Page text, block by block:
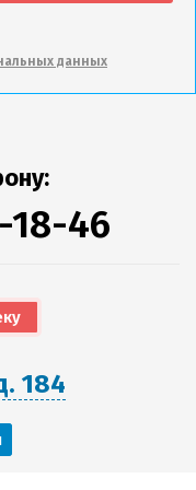
данных
18-46
184